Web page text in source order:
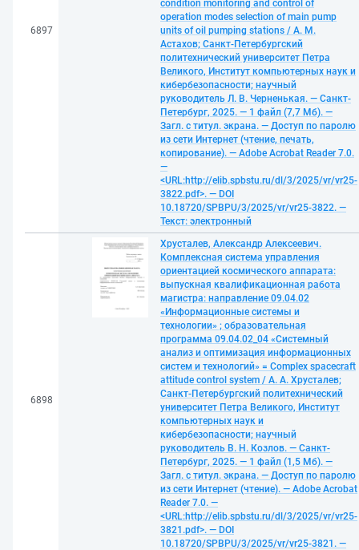
6897
condition monitoring and control of
operation modes selection of main pump
units of oil pumping stations / А. М.
Астахов; Санкт-Петербургский
политехнический университет Петра
Великого, Институт компьютерных наук и
кибербезопасности; научный
руководитель Л. В. Черненькая. — Санкт-
Петербург, 2025. — 1 файл (7,7 Мб). —
Загл. с титул. экрана. — Доступ по паролю
из сети Интернет (чтение, печать,
копирование). — Adobe Acrobat Reader 7.0.
—
<URL:http://elib.spbstu.ru/dl/3/2025/vr/vr25-
3822.pdf>. — DOI
10.18720/SPBPU/3/2025/vr/vr25-3822. —
Текст: электронный
6898
Хрусталев, Александр Алексеевич.
Комплексная система управления
ориентацией космического аппарата:
выпускная квалификационная работа
магистра: направление 09.04.02
«Информационные системы и
технологии» ; образовательная
программа 09.04.02_04 «Системный
анализ и оптимизация информационных
систем и технологий» = Complex spacecraft
attitude control system / А. А. Хрусталев;
Санкт-Петербургский политехнический
университет Петра Великого, Институт
компьютерных наук и
кибербезопасности; научный
руководитель В. Н. Козлов. — Санкт-
Петербург, 2025. — 1 файл (1,5 Мб). —
Загл. с титул. экрана. — Доступ по паролю
из сети Интернет (чтение). — Adobe Acrobat
Reader 7.0. —
<URL:http://elib.spbstu.ru/dl/3/2025/vr/vr25-
3821.pdf>. — DOI
10.18720/SPBPU/3/2025/vr/vr25-3821. —